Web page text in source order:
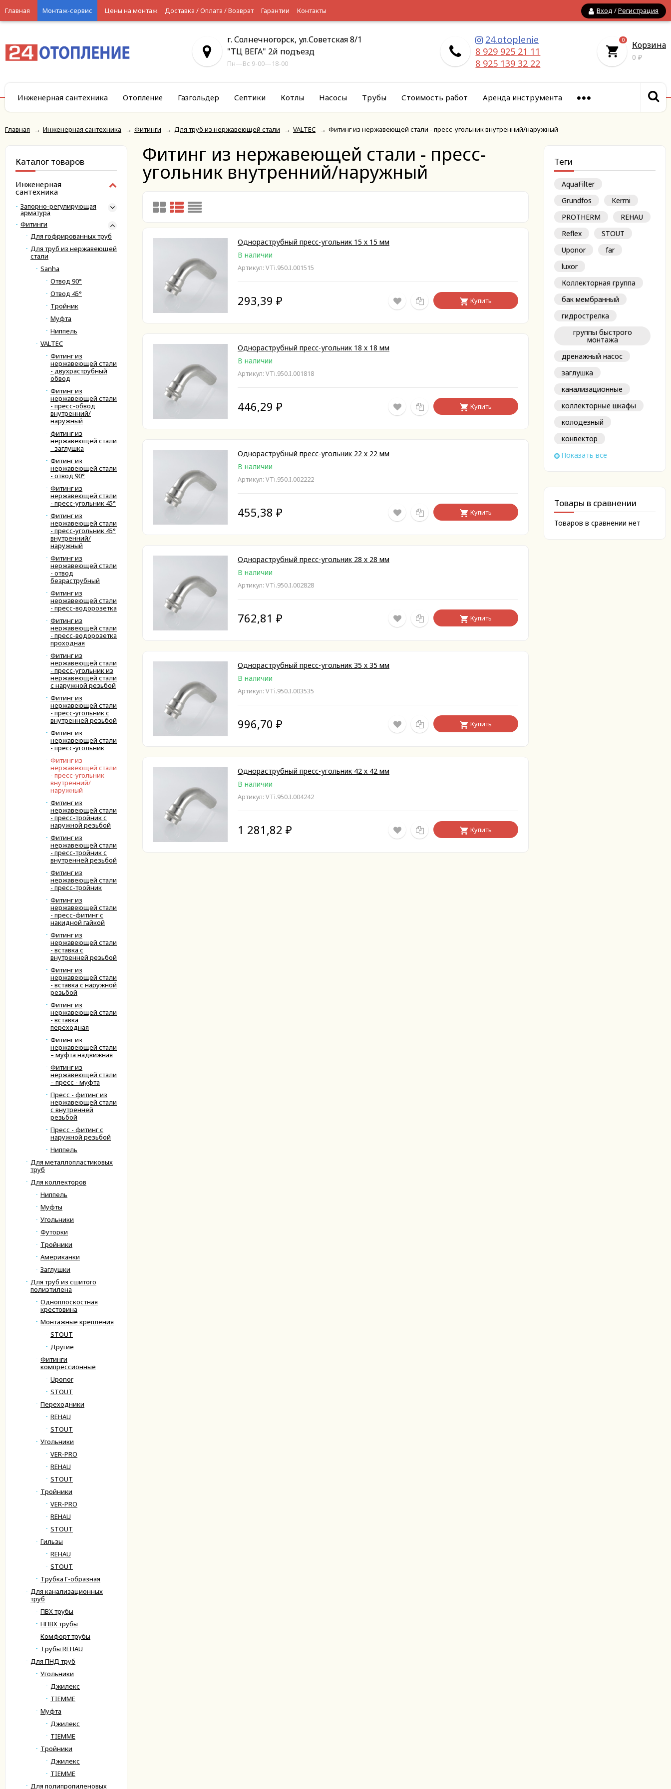
Вход /Регистрация
Главная Монтаж-сервис Цены на монтаж Доставка / Оплата / Возврат Гарантии Контакты
г. Солнечногорск, ул.Советская 8/1
"ТЦ ВЕГА" 2й подъезд
Пн—Вс 9-00—18-00
24.otoplenie
8 929 925 21 11
8 925 139 32 22
0 Корзина
0 ₽
Инженерная сантехника Отопление Газгольдер Септики Котлы Насосы Трубы Стоимость работ Аренда инструмента
Главная → Инженерная сантехника → Фитинги → Для труб из нержавеющей стали → VALTEC → Фитинг из нержавеющей стали - пресс-угольник внутренний/наружный
Теги
AquaFilter
Grundfos
Kermi
PROTHERM
REHAU
Reflex
STOUT
Uponor
far
luxor
Коллекторная группа
бак мембранный
гидрострелка
группы быстрого
монтажа
дренажный насос
заглушка
канализационные
коллекторные шкафы
колодезный
конвектор
Показать все
Товары в сравнении
Товаров в сравнении нет
Каталог товаров
Инженерная
сантехника
Запорно-регулирующая
арматура
Фитинги
Для гофрированных труб
Для труб из нержавеющей
стали
Sanha
Отвод 90°
Отвод 45°
Тройник
Муфта
Ниппель
VALTEC
Фитинг из
нержавеющей стали
- двухраструбный
обвод
Фитинг из
нержавеющей стали
- пресс-обвод
внутренний/
наружный
фитинг из
нержавеющей стали
- заглушка
Фитинг из
нержавеющей стали
- отвод 90°
Фитинг из
нержавеющей стали
- пресс-угольник 45°
Фитинг из
нержавеющей стали
- пресс-угольник 45°
внутренний/
наружный
Фитинг из
нержавеющей стали
- отвод
безраструбный
Фитинг из
нержавеющей стали
- пресс-водорозетка
Фитинг из
нержавеющей стали
- пресс-водорозетка
проходная
Фитинг из
нержавеющей стали
- пресс-угольник из
нержавеющей стали
с наружной резьбой
Фитинг из
нержавеющей стали
- пресс-угольник с
внутренней резьбой
Фитинг из
нержавеющей стали
- пресс-угольник
Фитинг из
нержавеющей стали
- пресс-угольник
внутренний/
наружный
Фитинг из
нержавеющей стали
- пресс-тройник с
наружной резьбой
Фитинг из
нержавеющей стали
- пресс-тройник с
внутренней резьбой
Фитинг из
нержавеющей стали
- пресс-тройник
Фитинг из
нержавеющей стали
- пресс-фитинг с
накидной гайкой
Фитинг из
нержавеющей стали
- вставка с
внутренней резьбой
Фитинг из
нержавеющей стали
- вставка с наружной
резьбой
Фитинг из
нержавеющей стали
- вставка
переходная
Фитинг из
нержавеющей стали
– муфта надвижная
Фитинг из
нержавеющей стали
– пресс - муфта
Пресс - фитинг из
нержавеющей стали
с внутренней
резьбой
Пресс - фитинг с
наружной резьбой
Ниппель
Для металлопластиковых
труб
Для коллекторов
Ниппель
Муфты
Угольники
Футорки
Тройники
Американки
Заглушки
Для труб из сшитого
полиэтилена
Одноплоскостная
крестовина
Монтажные крепления
STOUT
Другие
Фитинги
компрессионные
Uponor
STOUT
Переходники
REHAU
STOUT
Угольники
VER-PRO
REHAU
STOUT
Тройники
VER-PRO
REHAU
STOUT
Гильзы
REHAU
STOUT
Трубка Г-образная
Для канализационных
труб
ПВХ трубы
НПВХ трубы
Комфорт трубы
Трубы REHAU
Для ПНД труб
Угольники
Джилекс
TIEMME
Муфта
Джилекс
TIEMME
Тройники
Джилекс
TIEMME
Для полипропиленовых
Фитинг из нержавеющей стали - пресс-
угольник внутренний/наружный
Однораструбный пресс-угольник 15 х 15 мм
В наличии
Артикул: VTi.950.I.001515
293,39 ₽ Купить
Однораструбный пресс-угольник 18 х 18 мм
В наличии
Артикул: VTi.950.I.001818
446,29 ₽ Купить
Однораструбный пресс-угольник 22 х 22 мм
В наличии
Артикул: VTi.950.I.002222
455,38 ₽ Купить
Однораструбный пресс-угольник 28 х 28 мм
В наличии
Артикул: VTi.950.I.002828
762,81 ₽ Купить
Однораструбный пресс-угольник 35 х 35 мм
В наличии
Артикул: VTi.950.I.003535
996,70 ₽ Купить
Однораструбный пресс-угольник 42 х 42 мм
В наличии
Артикул: VTi.950.I.004242
1 281,82 ₽ Купить